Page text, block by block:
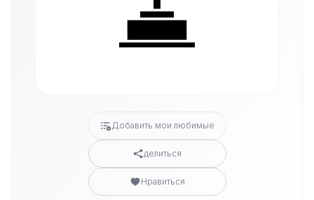
Добавить мои любимые
делиться
Нравиться